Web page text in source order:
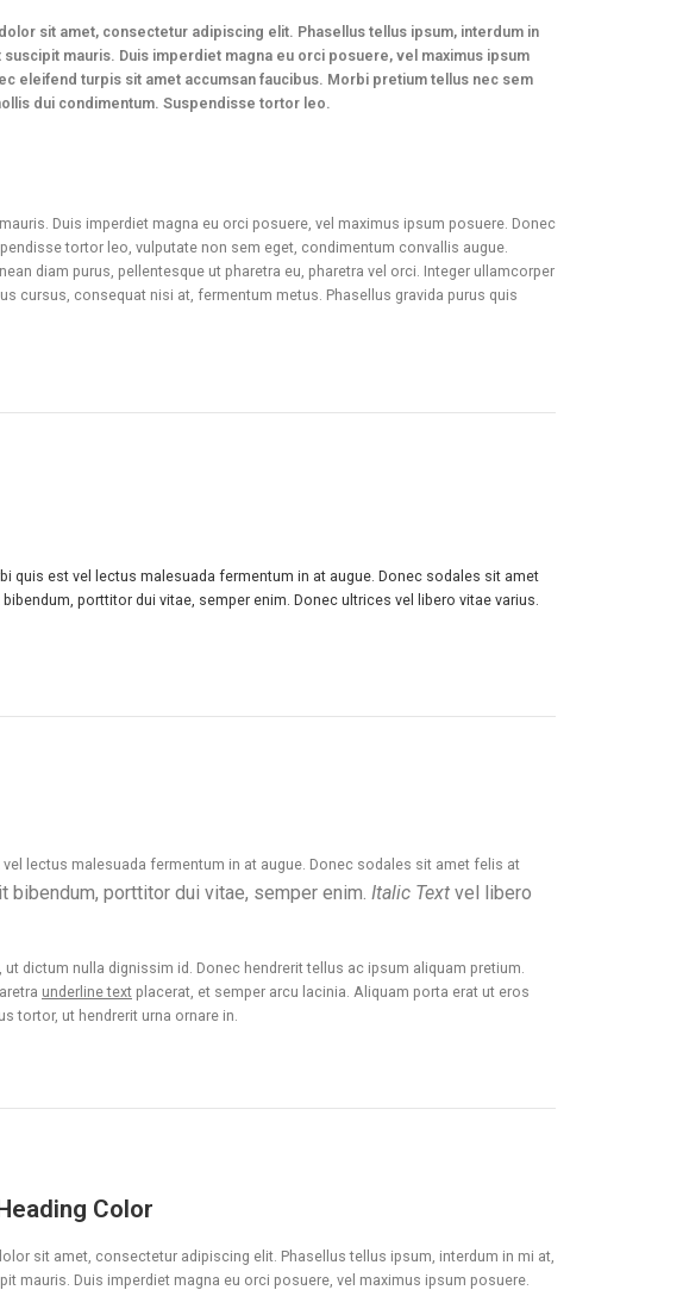
sit amet, consectetur adipiscing elit. Phasellus tellus ipsum, interdum in
suscipit mauris. Duis imperdiet magna eu orci posuere, vel maximus ipsum
eleifend turpis sit amet accumsan faucibus. Morbi pretium tellus nec sem
dui condimentum. Suspendisse tortor leo.
Duis imperdiet magna eu orci posuere, vel maximus ipsum posuere. Donec
tortor leo, vulputate non sem eget, condimentum convallis augue.
diam purus, pellentesque ut pharetra eu, pharetra vel orci. Integer ullamcorper
cursus, consequat nisi at, fermentum metus. Phasellus gravida purus quis
quis est vel lectus malesuada fermentum in at augue. Donec sodales sit amet
porttitor dui vitae, semper enim. Donec ultrices vel libero vitae varius.
lectus malesuada fermentum in at augue. Donec sodales sit amet felis at
bibendum, porttitor dui vitae, semper enim. Italic Text vel libero
dictum nulla dignissim id. Donec hendrerit tellus ac ipsum aliquam pretium.
underline text placerat, et semper arcu lacinia. Aliquam porta erat ut eros
tortor, ut hendrerit urna ornare in.
Color
sit amet, consectetur adipiscing elit. Phasellus tellus ipsum, interdum in mi at,
mauris. Duis imperdiet magna eu orci posuere, vel maximus ipsum posuere.